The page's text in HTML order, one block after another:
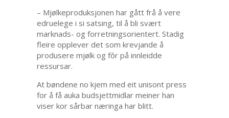
– Mjølkeproduksjonen har gått frå å vere
edruelege i si satsing, til å bli svært
marknads- og forretningsorientert. Stadig
fleire opplever det som krevjande å
produsere mjølk og fôr på innleidde
ressursar.
At bøndene no kjem med eit unisont press
for å få auka budsjettmidlar meiner han
viser kor sårbar næringa har blitt.